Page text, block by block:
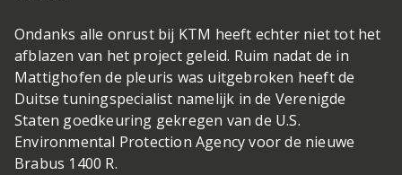
Ondanks alle onrust bij KTM heeft echter niet tot het
afblazen van het project geleid. Ruim nadat de in
Mattighofen de pleuris was uitgebroken heeft de
Duitse tuningspecialist namelijk in de Verenigde
Staten goedkeuring gekregen van de U.S.
Environmental Protection Agency voor de nieuwe
Brabus 1400 R.